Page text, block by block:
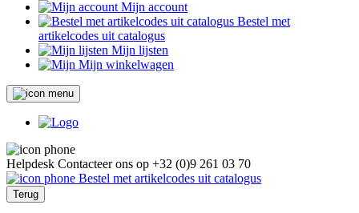
Mijn account
Bestel met
artikelcodes uit catalogus
Mijn lijsten
Mijn winkelwagen
Helpdesk Contacteer ons op +32 (0)9 261 03 70
Bestel met artikelcodes uit catalogus
Terug